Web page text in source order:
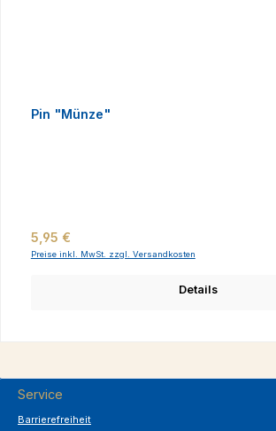
Pin "Münze"
Regulärer Preis:
5,95 €
Preise inkl. MwSt. zzgl. Versandkosten
Details
Service
Barrierefreiheit